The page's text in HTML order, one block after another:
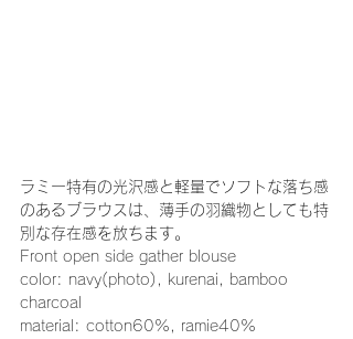
ラミー特有の光沢感と軽量でソフトな落ち感
のあるブラウスは、薄手の羽織物としても特
別な存在感を放ちます。
Front open side gather blouse
color: navy(photo), kurenai, bamboo
charcoal
material: cotton60%, ramie40%